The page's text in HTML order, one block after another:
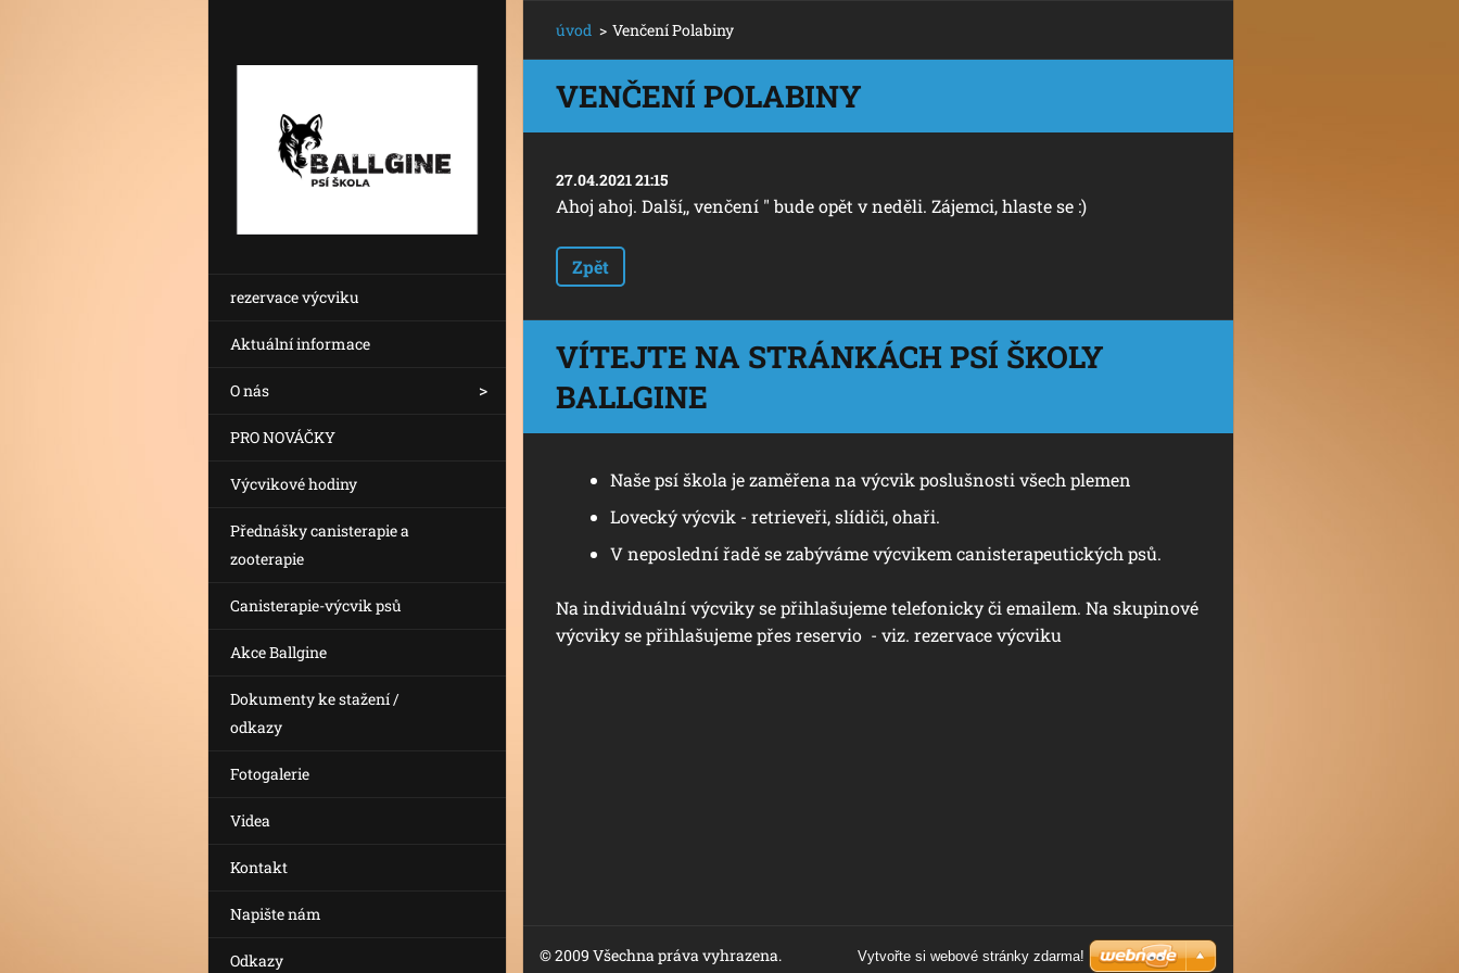
rezervace výcviku
Aktuální informace
O nás
PRO NOVÁČKY
Výcvikové hodiny
Přednášky canisterapie a
zooterapie
Canisterapie-výcvik psů
Akce Ballgine
Dokumenty ke stažení /
odkazy
Fotogalerie
Videa
Kontakt
Napište nám
Odkazy
úvod > Venčení Polabiny
VENČENÍ POLABINY
27.04.2021 21:15
Ahoj ahoj. Další,, venčení " bude opět v neděli. Zájemci, hlaste se :)
Zpět
VÍTEJTE NA STRÁNKÁCH PSÍ ŠKOLY
BALLGINE
Naše psí škola je zaměřena na výcvik poslušnosti všech plemen
Lovecký výcvik - retrieveři, slídiči, ohaři.
V neposlední řadě se zabýváme výcvikem canisterapeutických psů.
Na individuální výcviky se přihlašujeme telefonicky či emailem. Na skupinové
výcviky se přihlašujeme přes reservio - viz. rezervace výcviku
© 2009 Všechna práva vyhrazena. Vytvořte si webové stránky zdarma!